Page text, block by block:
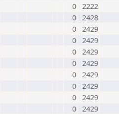
0 2222
0 2428
0 2429
0 2429
0 2429
0 2429
0 2429
0 2429
0 2429
0 2429